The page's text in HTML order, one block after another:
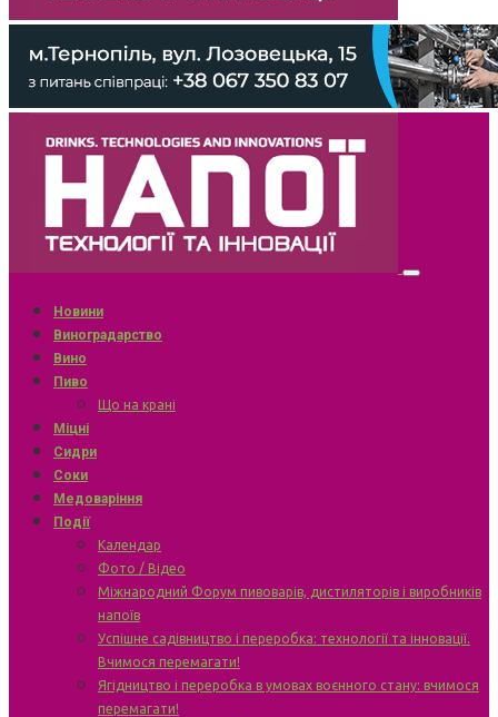
Новини
Виноградарство
Вино
Пиво
Що на крані
Міцні
Сидри
Соки
Медоваріння
Події
Календар
Фото / Відео
Міжнародний Форум пивоварів, дистиляторів і виробників
напоїв
Успішне садівництво і переробка: технології та інновації.
Вчимося перемагати!
Ягідництво і переробка в умовах воєнного стану: вчимося
перемагати!